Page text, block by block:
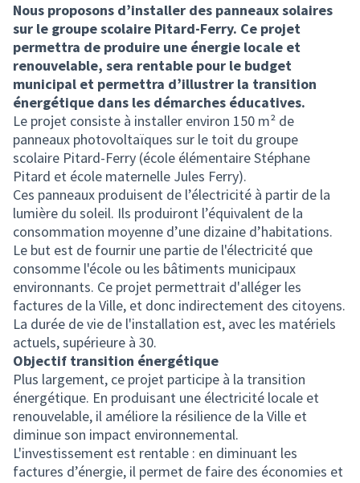
Nous proposons d’installer des panneaux solaires
sur le groupe scolaire Pitard-Ferry. Ce projet
permettra de produire une énergie locale et
renouvelable, sera rentable pour le budget
municipal et permettra d’illustrer la transition
énergétique dans les démarches éducatives.
Le projet consiste à installer environ 150 m² de
panneaux photovoltaïques sur le toit du groupe
scolaire Pitard-Ferry (école élémentaire Stéphane
Pitard et école maternelle Jules Ferry).
Ces panneaux produisent de l’électricité à partir de la
lumière du soleil. Ils produiront l’équivalent de la
consommation moyenne d’une dizaine d’habitations.
Le but est de fournir une partie de l'électricité que
consomme l'école ou les bâtiments municipaux
environnants. Ce projet permettrait d'alléger les
factures de la Ville, et donc indirectement des citoyens.
La durée de vie de l'installation est, avec les matériels
actuels, supérieure à 30.
Objectif transition énergétique
Plus largement, ce projet participe à la transition
énergétique. En produisant une électricité locale et
renouvelable, il améliore la résilience de la Ville et
diminue son impact environnemental.
L'investissement est rentable : en diminuant les
factures d’énergie, il permet de faire des économies et